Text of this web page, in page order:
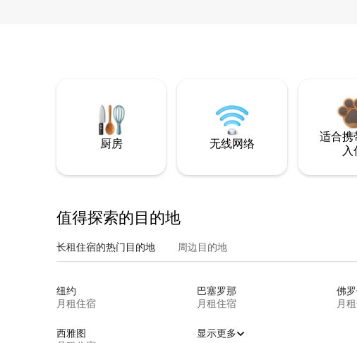
厨房 无线网络
适合携
入
值得探索的目的地
长租住宿的热门目的地 周边目的地
纽约
月租住宿
巴塞罗那
月租住宿
佛
月
西雅图
显示更多